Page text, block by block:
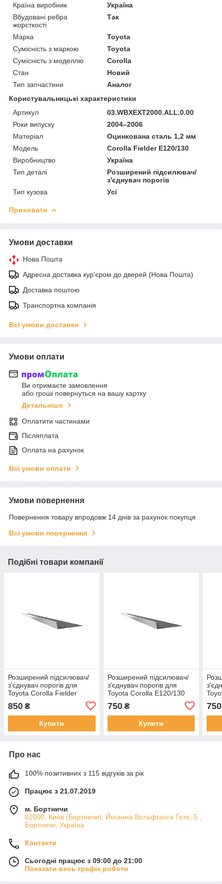
Країна виробник
Україна
Вбудовані ребра
жорсткості
Так
Марка
Toyota
Сумісність з маркою
Toyota
Сумісність з моделлю
Corolla
Стан
Новий
Тип запчастини
Аналог
Користувальницькі характеристики
Артикул
03.WBXEXT2000.ALL.0.00
Роки випуску
2004–2006
Матеріал
Оцинкована сталь 1,2 мм
Мoдель
Corolla Fielder E120/130
Виробництво
Україна
Тип деталі
Розширений підсилювач/
з'єднувач порогів
Тип кузова
Усі
Приховати
Умови доставки
Нова Пошта
Адресна доставка кур'єром до дверей (Нова Пошта)
Доставка поштою
Транспортна компанія
Всі умови доставки
Умови оплати
Ви отримаєте замовлення
або гроші повернуться на вашу картку
Детальніше
Оплатити частинами
Післяплата
Оплата на рахунок
Всі умови оплати
Умови повернення
Повернення товару впродовж 14 днів за рахунок покупця
Всі умови повернення
Подібні товари компанії
Розширений підсилювач/
з'єднувач порогів для
Toyota Corolla Fielder
850 ₴
Купити
Розширений підсилювач/
з'єднувач порогів для
Toyota Corolla E120/130
750₴
Купити
750
Про нас
100% позитивних з 115 відгуків за рік
Працює з 21.07.2019
м. Бортничи
02000, Киев (Бортничи), Йоганна Вольфганга Ґете, 5 ,
Бортничи, Україна
Контакти
Сьогодні працює з 09:00 до 21:00
Показати весь графік роботи